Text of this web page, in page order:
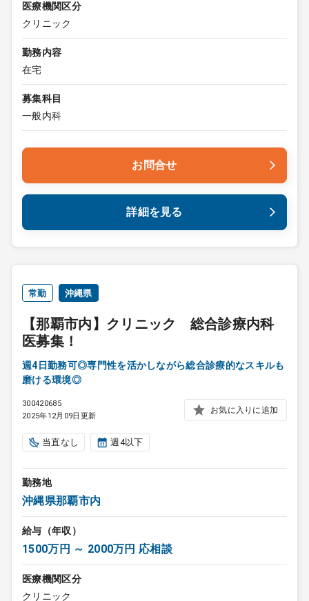
医療機関区分
クリニック
勤務内容
在宅
募集科目
一般内科
お問合せ
詳細を見る
常勤 沖縄県
【那覇市内】クリニック 総合診療内科
医募集！
週4日勤務可◎専門性を活かしながら総合診療的なスキルも
磨ける環境◎
300420685
2025年12月09日更新
お気に入りに追加
当直なし 週4以下
勤務地
沖縄県那覇市内
給与（年収）
1500万円 ～ 2000万円 応相談
医療機関区分
クリニック